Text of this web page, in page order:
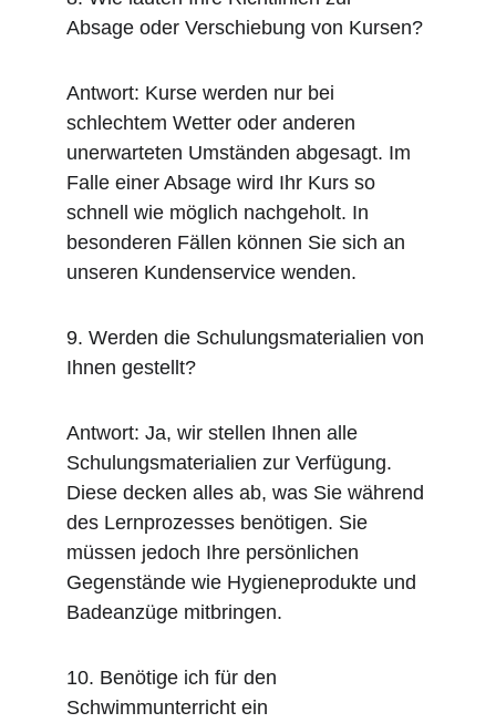
Absage oder Verschiebung von Kursen?
Antwort: Kurse werden nur bei
schlechtem Wetter oder anderen
unerwarteten Umständen abgesagt. Im
Falle einer Absage wird Ihr Kurs so
schnell wie möglich nachgeholt. In
besonderen Fällen können Sie sich an
unseren Kundenservice wenden.
9. Werden die Schulungsmaterialien von
Ihnen gestellt?
Antwort: Ja, wir stellen Ihnen alle
Schulungsmaterialien zur Verfügung.
Diese decken alles ab, was Sie während
des Lernprozesses benötigen. Sie
müssen jedoch Ihre persönlichen
Gegenstände wie Hygieneprodukte und
Badeanzüge mitbringen.
10. Benötige ich für den
Schwimmunterricht ein